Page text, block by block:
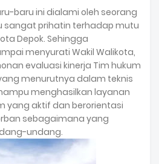
baru ini dialami oleh seorang
sangat prihatin terhadap mutu
Depok. Sehingga
menyurati Wakil Walikota,
evaluasi kinerja Tim hukum
yang menurutnya dalam teknis
menghasilkan layanan
yang aktif dan berorientasi
sebagaimana yang
undang.